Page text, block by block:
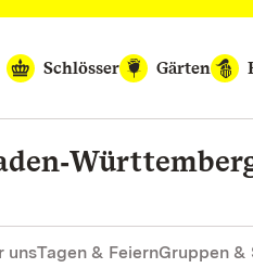
Schlösser
Gärten
unsTagen & FeiernGruppen &